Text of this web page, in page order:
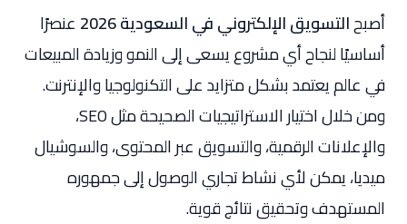
أصبحالتسويق الإلكتروني في السعودية 2026
عنصرًا
أساسيًا لنجاح أي مشروع يسعى إلى النمو وزيادة المبيعات
في عالم يعتمد بشكل متزايد على التكنولوجيا والإنترنت.
ومن خلال اختيار الاستراتيجيات الصحيحة مثل SEO،
والإعلانات الرقمية، والتسويق عبر المحتوى، والسوشيال
ميديا، يمكن لأي نشاط تجاري الوصول إلى جمهوره
المستهدف وتحقيق نتائج قوية.